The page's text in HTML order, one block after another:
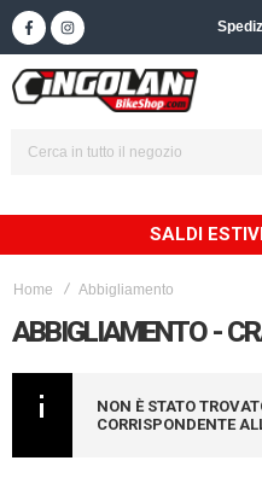
SALDI
Home Abbigliamento
ABBIGLIAMENTO -
NON È STATO
CORRISPONDENTE